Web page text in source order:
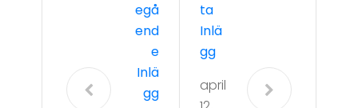
Egå
End
E
Inlä
Gg
Ta
Inlä
Gg
april